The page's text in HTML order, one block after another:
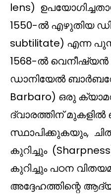
lens)
1550-ൽ എഴുതിയ
subtilitate) എന്ന
1568-ൽ
ഡാനിയേൽ
Barbaro) ഒരു
ദ്വാരത്തിന്
സ്ഥാപിക്കുകയും,
കുറിച്ചും
കുറിച്ചും പഠന
അദ്ദേഹത്തിന്റെ